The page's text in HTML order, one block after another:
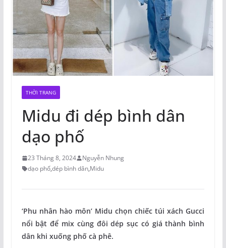
THỜI TRANG
Midu đi dép bình dân
dạo phố
23 Tháng 8, 2024
Nguyễn Nhung
dạo phố,dép bình dân,Midu
‘Phu nhân hào môn’ Midu chọn chiếc túi xách Gucci
nổi bật để mix cùng đôi dép sục có giá thành bình
dân khi xuống phố cà phê.